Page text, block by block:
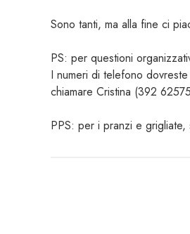
Sono tanti, ma alla fine ci
PS: per questioni
I numeri di telefono
chiamare Cristina (392
PPS: per i pranzi e